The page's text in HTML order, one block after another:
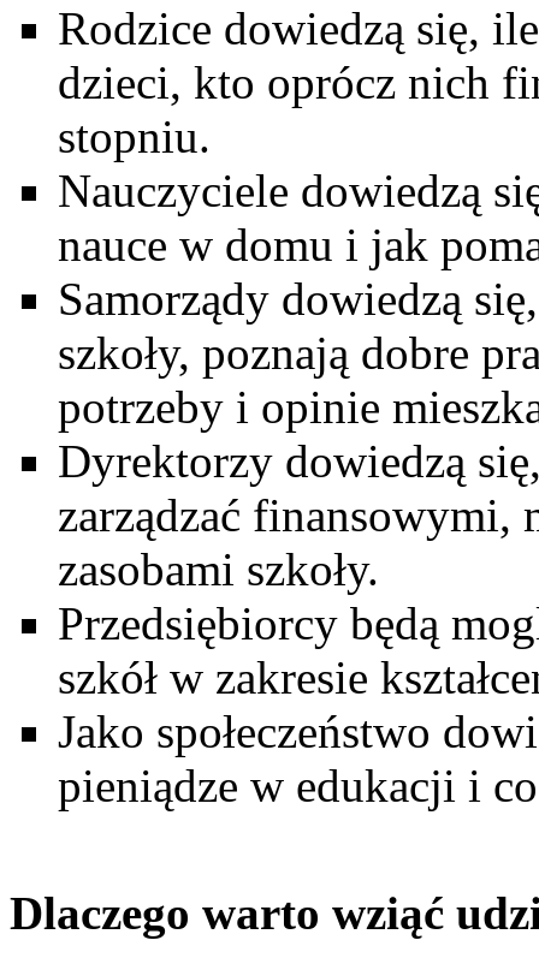
Rodzice dowiedzą się,
dzieci, kto oprócz nich
stopniu.
Nauczyciele dowiedzą
nauce w domu i jak
Samorządy dowiedzą
szkoły, poznają dobre
potrzeby i opinie
Dyrektorzy dowiedzą
zarządzać
zasobami szkoły.
Przedsiębiorcy będą
szkół w zakresie
Jako społeczeństwo
pieniądze w edukacji i
Dlaczego warto wziąć